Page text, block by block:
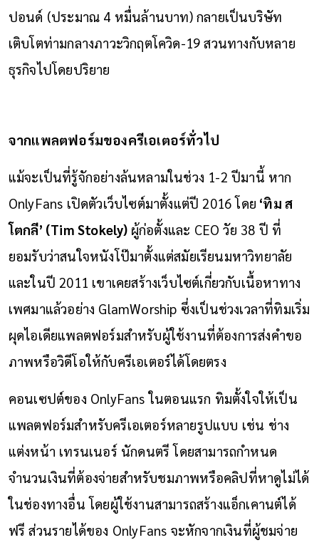
ปอนด์ (ประมาณ 4 หมื่นล้านบาท) กลายเป็นบริษัท
เติบโตท่ามกลางภาวะวิกฤตโควิด-19 สวนทางกับหลาย
ธุรกิจไปโดยปริยาย
จากแพลตฟอร์มของครีเอเตอร์ทั่วไป
แม้จะเป็นที่รู้จักอย่างล้นหลามในช่วง 1-2 ปีมานี้ หาก
OnlyFans เปิดตัวเว็บไซต์มาตั้งแต่ปี 2016 โดย ‘ทิม ส
โตกลี’ (Tim Stokely) ผู้ก่อตั้งและ CEO วัย 38 ปี ที่
ยอมรับว่าสนใจหนังโป๊มาตั้งแต่สมัยเรียนมหาวิทยาลัย
และในปี 2011 เขาเคยสร้างเว็บไซต์เกี่ยวกับเนื้อหาทาง
เพศมาแล้วอย่าง GlamWorship ซึ่งเป็นช่วงเวลาที่ทิมเริ่ม
ผุดไอเดียแพลตฟอร์มสำหรับผู้ใช้งานที่ต้องการส่งคำขอ
ภาพหรือวิดีโอให้กับครีเอเตอร์ได้โดยตรง
คอนเซปต์ของ OnlyFans ในตอนแรก ทิมตั้งใจให้เป็น
แพลตฟอร์มสำหรับครีเอเตอร์หลายรูปแบบ เช่น ช่าง
แต่งหน้า เทรนเนอร์ นักดนตรี โดยสามารถกำหนด
จำนวนเงินที่ต้องจ่ายสำหรับชมภาพหรือคลิปที่หาดูไม่ได้
ในช่องทางอื่น โดยผู้ใช้งานสามารถสร้างแอ็กเคานต์ได้
ฟรี ส่วนรายได้ของ OnlyFans จะหักจากเงินที่ผู้ชมจ่าย